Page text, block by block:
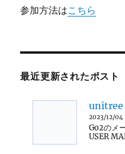
参加方法はこちら
最近更新されたポスト
unitree
2023/12/04
Go2のメ
USER